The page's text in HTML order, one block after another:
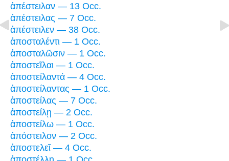
ἀπέστειλαν — 13 Occ.
ἀπέστειλας — 7 Occ.
ἀπέστειλεν — 38 Occ.
ἀποσταλέντι — 1 Occ.
ἀποσταλῶσιν — 1 Occ.
ἀποστεῖλαι — 1 Occ.
ἀποστείλαντά — 4 Occ.
ἀποστείλαντας — 1 Occ.
ἀποστείλας — 7 Occ.
ἀποστείλῃ — 2 Occ.
ἀποστείλω — 1 Occ.
ἀπόστειλον — 2 Occ.
ἀποστελεῖ — 4 Occ.